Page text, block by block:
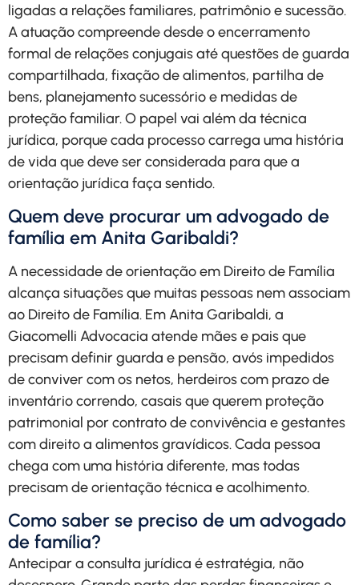
ligadas a relações familiares, patrimônio e sucessão.
A atuação compreende desde o encerramento
formal de relações conjugais até questões de guarda
compartilhada, fixação de alimentos, partilha de
bens, planejamento sucessório e medidas de
proteção familiar. O papel vai além da técnica
jurídica, porque cada processo carrega uma história
de vida que deve ser considerada para que a
orientação jurídica faça sentido.
Quem deve procurar um advogado de
família em Anita Garibaldi?
A necessidade de orientação em Direito de Família
alcança situações que muitas pessoas nem associam
ao Direito de Família. Em Anita Garibaldi, a
Giacomelli Advocacia atende mães e pais que
precisam definir guarda e pensão, avós impedidos
de conviver com os netos, herdeiros com prazo de
inventário correndo, casais que querem proteção
patrimonial por contrato de convivência e gestantes
com direito a alimentos gravídicos. Cada pessoa
chega com uma história diferente, mas todas
precisam de orientação técnica e acolhimento.
Como saber se preciso de um advogado
de família?
Antecipar a consulta jurídica é estratégia, não